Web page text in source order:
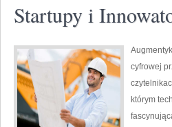
Startupy i
cyfrowej
którym